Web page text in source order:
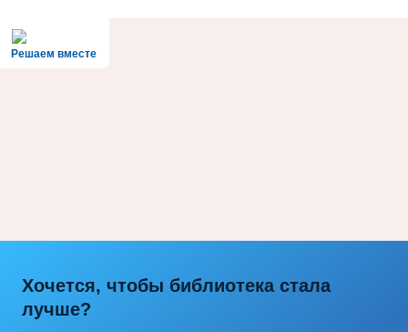
Решаем вместе
Хочется, чтобы библиотека стала
лучше?